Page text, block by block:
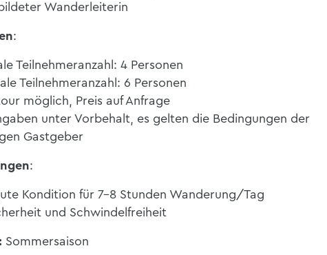
Wanderleiterin
:
Teilnehmeranzahl: 4 Personen
Teilnehmeranzahl: 6 Personen
möglich, Preis auf Anfrage
unter Vorbehalt, es gelten die Bedingungen der
Gastgeber
:
Kondition für 7-8 Stunden Wanderung/Tag
und Schwindelfreiheit
Sommersaison